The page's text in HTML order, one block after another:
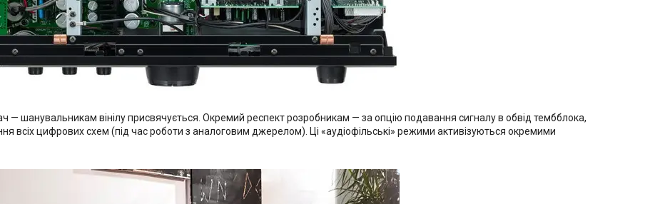
шанувальникам вінілу присвячується. Окремий респект розробникам — за опцію подавання сигналу в обвід тембблока,
всіх цифрових схем (під час роботи з аналоговим джерелом). Ці «аудіофільські» режими активізуються окремими